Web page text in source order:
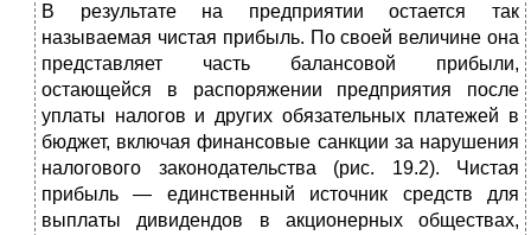
В результате на предприятии остается так
называемая чистая прибыль. По своей величине она
представляет часть балансовой прибыли,
остающейся в распоряжении предприятия после
уплаты налогов и других обязательных платежей в
бюджет, включая финансовые санкции за нарушения
налогового законодательства (рис. 19.2). Чистая
прибыль — единственный источник средств для
выплаты дивидендов в акционерных обществах,